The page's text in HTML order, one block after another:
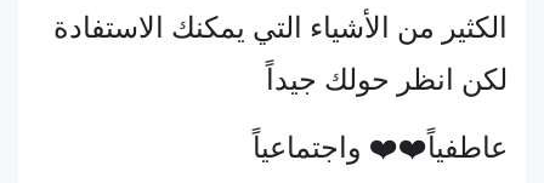
الكثير من الأشياء التي يمكنك الاستفادة
لكن انظر حولك جيداً
عاطفياً❤️❤️ واجتماعياً